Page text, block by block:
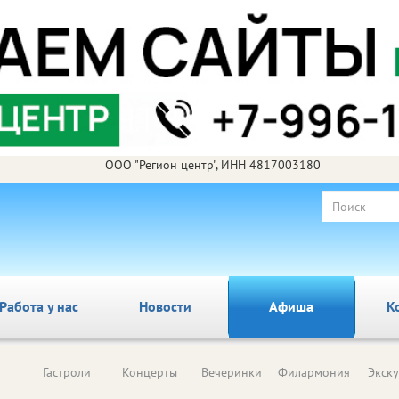
ООО "Регион центр", ИНН 4817003180
у нас Новости Афиша
Гастроли Концерты Вечеринки Филармония